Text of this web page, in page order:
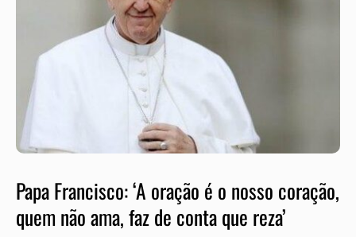
Papa Francisco: ‘A oração é o nosso coração,
quem não ama, faz de conta que reza’